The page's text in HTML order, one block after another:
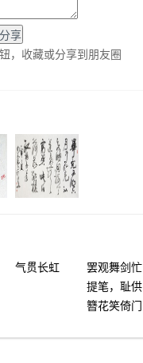
，收藏或分享到朋友圈
气贯长虹
罢观舞剑忙
提笔，耻供
簪花笑倚门